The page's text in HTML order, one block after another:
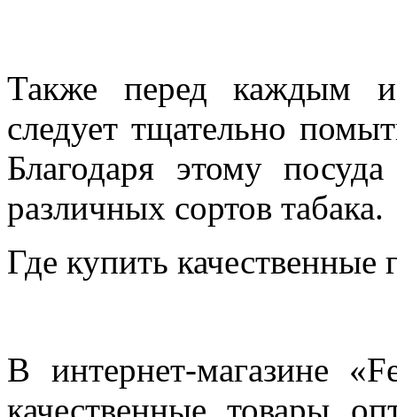
Также перед каждым
следует тщательно
Благодаря этому
различных сортов табака.
Где купить
В интернет-магазине
качественные товары